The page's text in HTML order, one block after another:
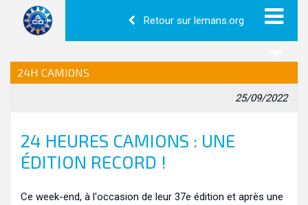
Retour sur lemans.org
24H CAMIONS
25/09/2022
24 HEURES CAMIONS : UNE
ÉDITION RECORD !
Ce week-end, à l'occasion de leur 37e édition et après une